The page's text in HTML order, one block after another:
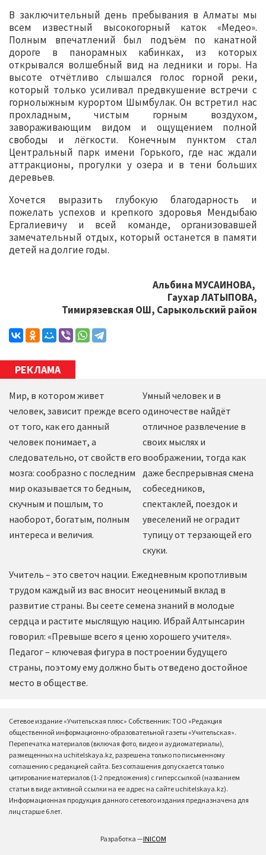
В заключительный день пребывания в Алматы мы
всем известный высокогорный каток «Медео».
Полным впечатлений был подъём по канатной
дороге в панорамных кабинках, из которых
открывался волшебный вид на ледники и горы. На
высоте отчётливо слышался голос горной реки,
который только усиливал предвкушение встречи с
горнолыжным курортом Шымбулак. Он встретил нас
прохладным, чистым горным воздухом,
завораживающим видом и ощущением полной
свободы и лёгкости. Конечным пунктом стал
Центральный парк имени Горького, где нас ждали
аттракционы, прогулки у озера и в тени больших
деревьев.
Хочется выразить глубокую благодарность и
пожелать успехов и крепкого здоровья Мендыбаю
Ергалиевичу и всей команде, организовавшей
замечательный отдых, который останется в памяти
детей на долгие годы.
Альбина МУСАИНОВА,
Гаухар ЛАТЫПОВА,
Тимирязевская ОШ, Сарыкольский район
РЕКЛАМА
Мир, в котором живет
человек, зависит прежде всего
от того, как его данный
человек понимает, а
следовательно, от свойств его
мозга: сообразно с последним
мир оказывается то бедным,
скучным и пошлым, то
наоборот, богатым, полным
интереса и величия.
Умный человек и в
одиночестве найдёт
отличное развлечение в
своих мыслях и
воображении, тогда как
даже беспрерывная смена
собеседников,
спектаклей, поездок и
увеселений не оградит
тупицу от терзающей его
скуки.
Учитель – это светоч нации. Ежедневным кропотливым
трудом каждый из вас вносит неоценимый вклад в
развитие страны. Вы сеете семена знаний в молодые
сердца и растите мыслящую нацию. Ибрай Алтынсарин
говорил: «Превыше всего я ценю хорошего учителя».
Педагог – ключевая фигура в построении будущего
страны, поэтому ему должно быть отведено достойное
место в обществе.
Сетевое издание «Учительская плюс» Собственник: ТОО «Редакция
общественной информационно-образовательной газеты «Учительская».
Перепечатка материалов (включая фото, видео и аудиоматериалы),
размещенных на uchitelskaya.kz, разрешена только по письменному
соглашению с редакцией сайта. Без соглашения допускается только
цитирование материалов (1-2 предложения) с гиперссылкой (названием
статьи в виде активной ссылки на ее адрес на сайте uchitelskaya.kz).
Информационная продукция данного сетевого издания предназначена для
лиц старше 6 лет.
Разработка —INICOM